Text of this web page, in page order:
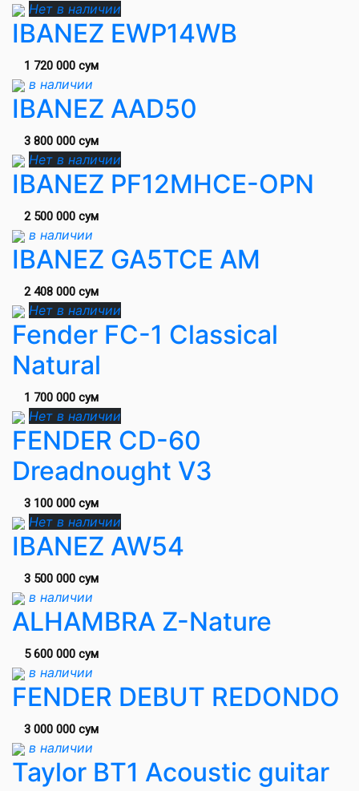
Нет в наличии
IBANEZ EWP14WB
1 720 000 сум
в наличии
IBANEZ AAD50
3 800 000 сум
Нет в наличии
IBANEZ PF12MHCE-OPN
2 500 000 сум
в наличии
IBANEZ GA5TCE AM
2 408 000 сум
Нет в наличии
Fender FC-1 Classical
Natural
1 700 000 сум
Нет в наличии
FENDER CD-60
Dreadnought V3
3 100 000 сум
Нет в наличии
IBANEZ AW54
3 500 000 сум
в наличии
ALHAMBRA Z-Nature
5 600 000 сум
в наличии
FENDER DEBUT REDONDO
3 000 000 сум
в наличии
Taylor BT1 Acoustic guitar